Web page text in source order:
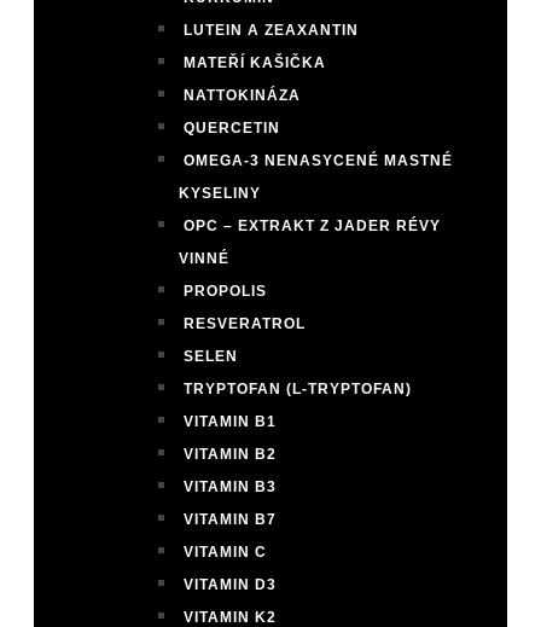
LUTEIN A ZEAXANTIN
MATEŘÍ KAŠIČKA
NATTOKINÁZA
QUERCETIN
OMEGA-3 NENASYCENÉ MASTNÉ
KYSELINY
OPC – EXTRAKT Z JADER RÉVY
VINNÉ
PROPOLIS
RESVERATROL
SELEN
TRYPTOFAN (L-TRYPTOFAN)
VITAMIN B1
VITAMIN B2
VITAMIN B3
VITAMIN B7
VITAMIN C
VITAMIN D3
VITAMIN K2